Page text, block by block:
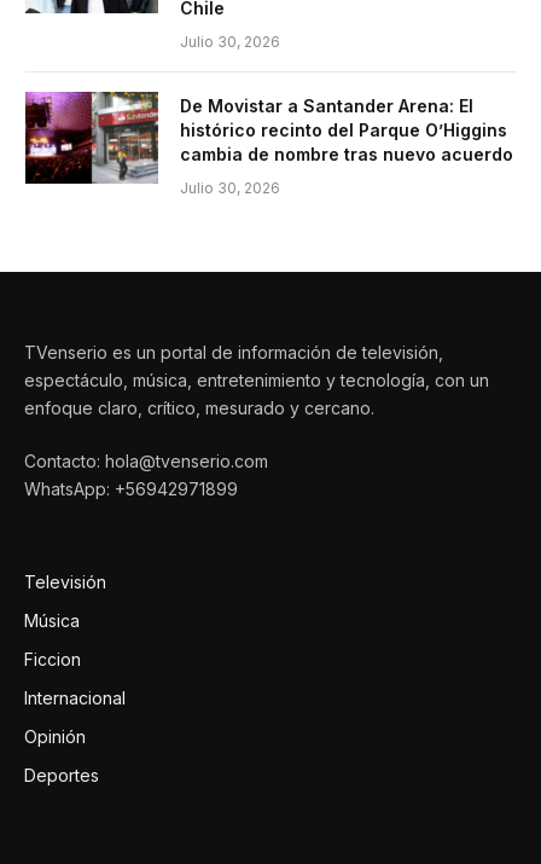
Chile
Julio 30, 2026
De Movistar a Santander Arena: El
histórico recinto del Parque O’Higgins
cambia de nombre tras nuevo acuerdo
Julio 30, 2026
TVenserio es un portal de información de televisión,
espectáculo, música, entretenimiento y tecnología, con un
enfoque claro, crítico, mesurado y cercano.
Contacto: hola@tvenserio.com
WhatsApp: +56942971899
Televisión
Música
Ficcion
Internacional
Opinión
Deportes